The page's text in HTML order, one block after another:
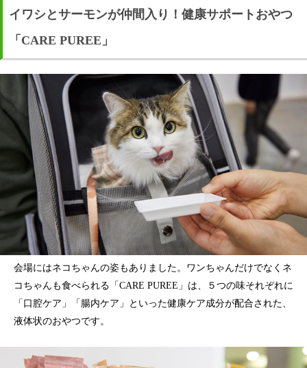
イワシとサーモンが仲間入り！健康サポートおやつ
「CARE PUREE」
会場にはネコちゃんの姿もありました。ワンちゃんだけでなくネ
コちゃんも食べられる「CARE PUREE」は、５つの味それぞれに
「口腔ケア」「腸内ケア」といった健康ケア成分が配合された、
液体状のおやつです。